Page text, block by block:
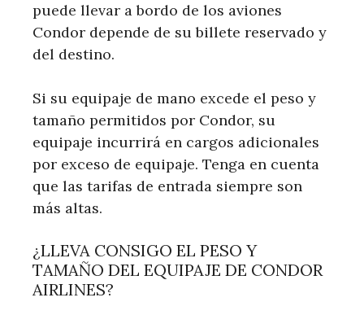
puede llevar a bordo de los aviones
Condor depende de su billete reservado y
del destino.
Si su equipaje de mano excede el peso y
tamaño permitidos por Condor, su
equipaje incurrirá en cargos adicionales
por exceso de equipaje. Tenga en cuenta
que las tarifas de entrada siempre son
más altas.
¿LLEVA CONSIGO EL PESO Y
TAMAÑO DEL EQUIPAJE DE CONDOR
AIRLINES?